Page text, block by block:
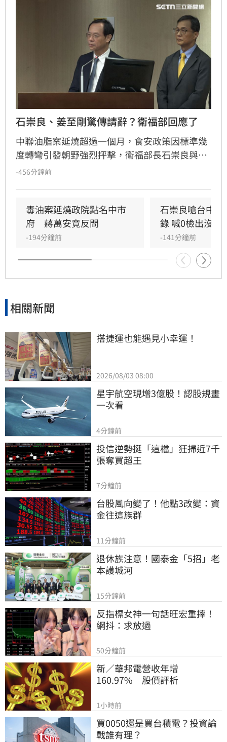
石崇良、姜至剛驚傳請辭？衛福部回應了
中聯油脂案延燒超過一個月，食安政策因標準幾
度轉彎引發朝野強烈抨擊，衛福部長石崇良與食
藥署長姜至剛遭點名負責。今日政壇突傳出兩人
否屬實，衛福部僅回應表示不予回應。
-456分鐘前
毒油案延燒政院點名中市
府　蔣萬安竟反問
-194分鐘前
石崇良嗆台中
錄 喊0檢出沒意
-141分鐘前
相關新聞
搭捷運也能遇見小幸運！
2026/08/03 08:00
星宇航空現增3億股！認股規畫
一次看
4分鐘前
投信逆勢挺「這檔」狂掃近7千
張奪買超王
7分鐘前
台股風向變了！他點3改變：資
金往這族群
11分鐘前
退休族注意！國泰金「5招」老
本護城河
15分鐘前
反指標女神一句話旺宏重摔！
網抖：求放過
50分鐘前
新／華邦電營收年增
160.97%　股價評析
1小時前
買0050還是買台積電？投資論
戰誰有理？